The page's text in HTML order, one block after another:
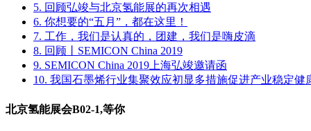
5. 回顾弘竣与北京氢能展的再次相遇
6. 你想要的“五月”，都在这里！
7. 工作，我们是认真的，团建，我们是嗨皮滴
8. 回顾丨SEMICON China 2019
9. SEMICON China 2019上海弘竣邀请函
10. 我国石墨烯行业集聚效应初显多措施促进产业稳定健
北京氢能展会B02-1,等你